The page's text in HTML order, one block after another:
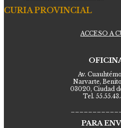
CURIA PROVINCIAL
ACCESO A
Av.
Narvarte,
03020, Ciudad
Tel.
PARA